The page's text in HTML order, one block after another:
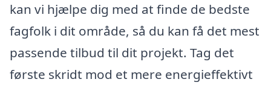
kan vi hjælpe dig med at finde de bedste
fagfolk i dit område, så du kan få det mest
passende tilbud til dit projekt. Tag det
første skridt mod et mere energieffektivt